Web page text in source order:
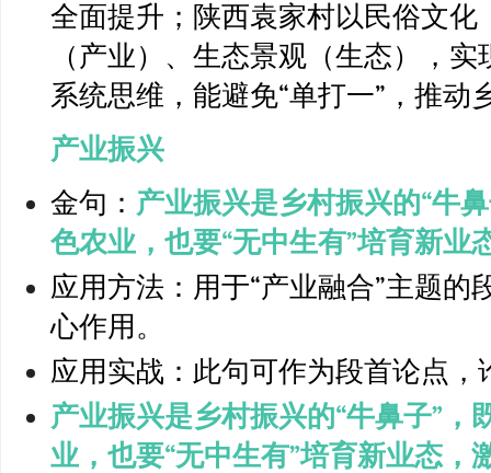
全面提升；陕西袁家村以民俗文
（产业）、生态景观（生态），
系统思维，能避免“单打一”，推动
产业振兴
金句： 产业振兴是乡村振兴的“牛
色农业，也要“无中生有”培育新业
应用方法：用于“产业融合”主题的
心作用。
应用实战：此句可作为段首论点
产业振兴是乡村振兴的“牛鼻子”，
业，也要“无中生有”培育新业态，